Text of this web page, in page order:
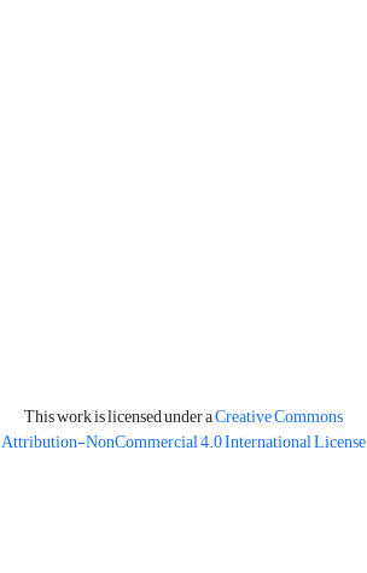
This work is licensed under aCreative Commons
Attribution-NonCommercial 4.0 International License